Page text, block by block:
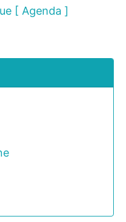
[ Agenda ]